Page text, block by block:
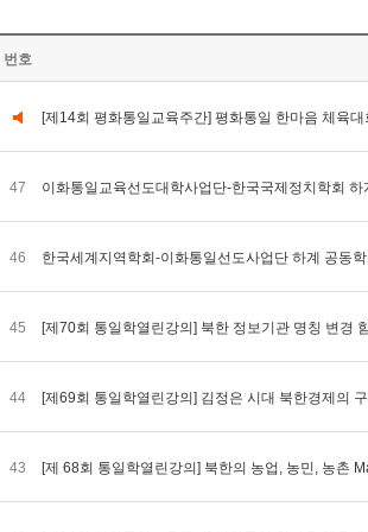
번호
[제14회 평화통일교육주간] 평화통일 한마음 체육
47 이화통일교육선도대학사업단-한국국제정치학회
46 한국세계지역학회-이화통일선도사업단 하계 공동학
45 [제70회 통일학열린강의] 북한 정보기관 명칭 변경
44 [제69회 통일학열린강의] 김정은 시대 북한경제의
43 [제 68회 통일학열린강의] 북한의 농업, 농민, 농촌